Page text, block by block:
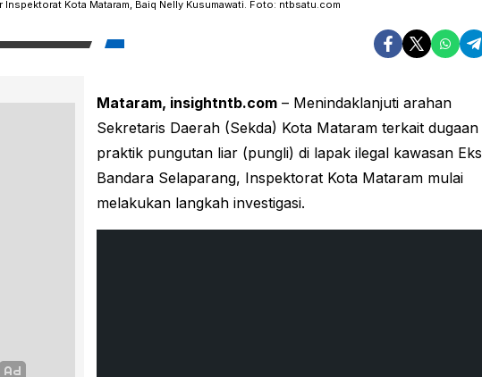
Inspektorat Kota Mataram, Baiq Nelly Kusumawati. Foto: ntbsatu.com
Mataram, insightntb.com – Menindaklanjuti arahan
Sekretaris Daerah (Sekda) Kota Mataram terkait dugaan
praktik pungutan liar (pungli) di lapak ilegal kawasan Eks
Bandara Selaparang, Inspektorat Kota Mataram mulai
melakukan langkah investigasi.